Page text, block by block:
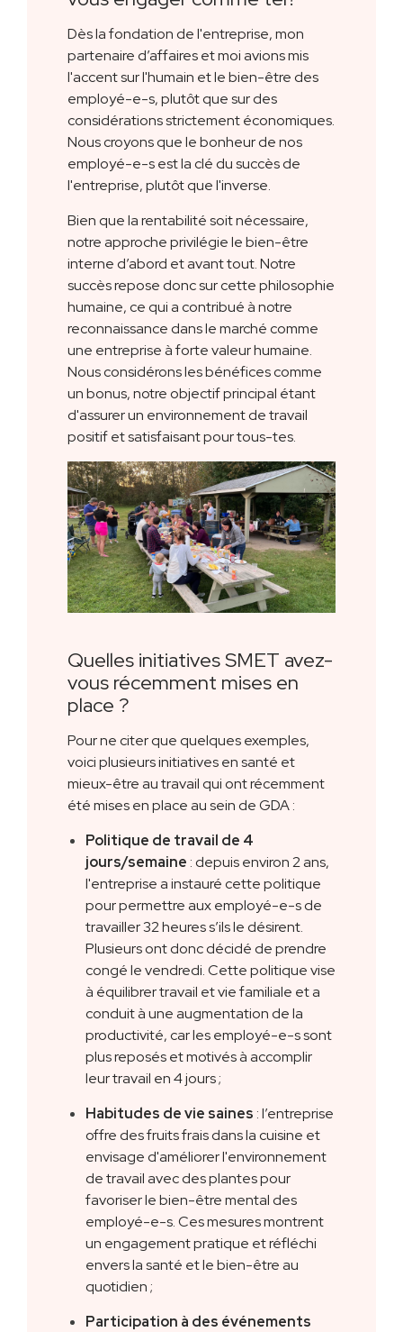
Dès la fondation de l'entreprise, mon
partenaire d’affaires et moi avions mis
l'accent sur l'humain et le bien-être des
employé-e-s, plutôt que sur des
considérations strictement économiques.
Nous croyons que le bonheur de nos
employé-e-s est la clé du succès de
l'entreprise, plutôt que l'inverse.
Bien que la rentabilité soit nécessaire,
notre approche privilégie le bien-être
interne d’abord et avant tout. Notre
succès repose donc sur cette philosophie
humaine, ce qui a contribué à notre
reconnaissance dans le marché comme
une entreprise à forte valeur humaine.
Nous considérons les bénéfices comme
un bonus, notre objectif principal étant
d'assurer un environnement de travail
positif et satisfaisant pour tous-tes.
Quelles initiatives SMET avez-
vous récemment mises en
place ?
Pour ne citer que quelques exemples,
voici plusieurs initiatives en santé et
mieux-être au travail qui ont récemment
été mises en place au sein de GDA :
Politique de travail de 4
jours/semaine : depuis environ 2 ans,
l'entreprise a instauré cette politique
pour permettre aux employé-e-s de
travailler 32 heures s’ils le désirent.
Plusieurs ont donc décidé de prendre
congé le vendredi. Cette politique vise
à équilibrer travail et vie familiale et a
conduit à une augmentation de la
productivité, car les employé-e-s sont
plus reposés et motivés à accomplir
leur travail en 4 jours ;
Habitudes de vie saines : l’entreprise
offre des fruits frais dans la cuisine et
envisage d'améliorer l'environnement
de travail avec des plantes pour
favoriser le bien-être mental des
employé-e-s. Ces mesures montrent
un engagement pratique et réfléchi
envers la santé et le bien-être au
quotidien ;
Participation à des événements